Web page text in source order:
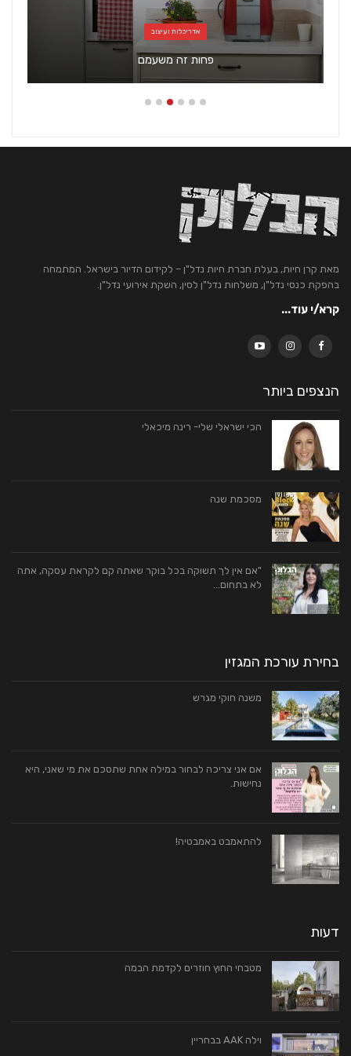
מקאן ועד שוויון מלא
מאת קרן חיות, בעלת חברת חיות נדל"ן – לקידום הדיור בישראל. המתמחה
בהפקת כנסי נדל"ן, משלחות נדל"ן לסין, השקת אירועי נדל"ן.
קרא/י עוד...
הנצפים ביותר
הכי ישראלי שלי- רינה מיכאלי
מסכמת שנה
"אם אין לך תשוקה בכל בוקר שאתה קם לקראת עסקה, אתה
לא בתחום…
בחירת עורכת המגזין
משנה חוקי מגרש
אם אני צריכה לבחור במילה אחת שתסכם את מי שאני, היא
נחישות.
להתאמבט באמבטיה!
דעות
מטבחי החוץ חוזרים לקדמת הבמה
וילה AAK בבחריין